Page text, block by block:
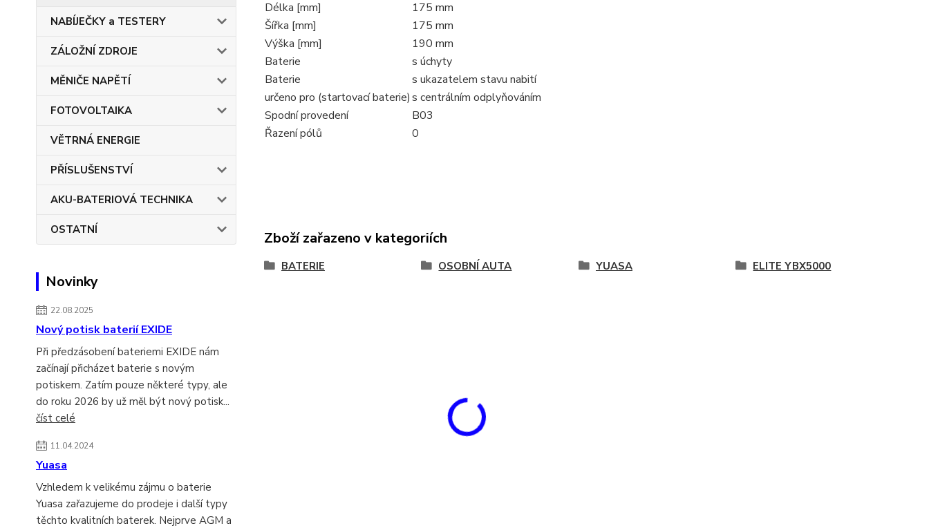
NABÍJEČKY a TESTERY
ZÁLOŽNÍ ZDROJE
MĚNIČE NAPĚTÍ
FOTOVOLTAIKA
VĚTRNÁ ENERGIE
PŘÍSLUŠENSTVÍ
AKU-BATERIOVÁ TECHNIKA
OSTATNÍ
Novinky
22.08.2025
Nový potisk baterií EXIDE
Při předzásobení bateriemi EXIDE nám
začínají přicházet baterie s novým
potiskem. Zatím pouze některé typy, ale
do roku 2026 by už měl být nový potisk...
číst celé
11.04.2024
Yuasa
Vzhledem k velikému zájmu o baterie
Yuasa zařazujeme do prodeje i další typy
těchto kvalitních baterek. Nejprve AGM a
Délka [mm]
175 mm
Šířka [mm]
175 mm
Výška [mm]
190 mm
Baterie
s úchyty
Baterie
s ukazatelem stavu nabití
určeno pro (startovací baterie)s centrálním odplyňováním
Spodní provedení
B03
Řazení pólů
0
Zboží zařazeno v kategoriích
BATERIE OSOBNÍ AUTA YUASA ELITE YBX5000